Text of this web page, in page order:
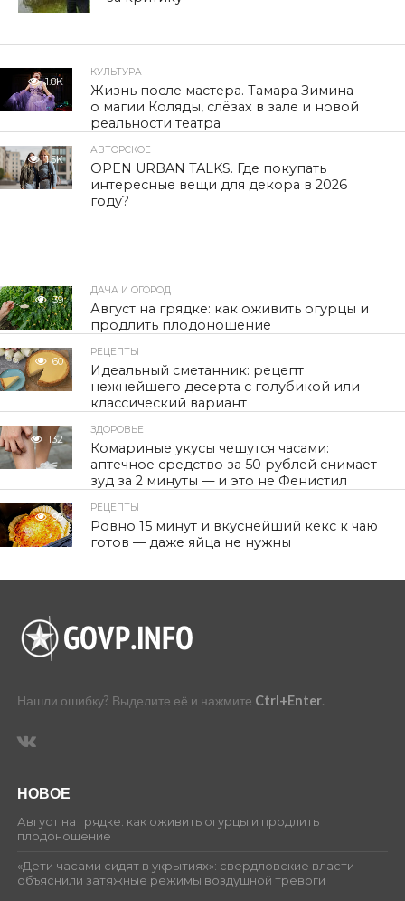
1.8K
КУЛЬТУРА
Жизнь после мастера. Тамара Зимина —
о магии Коляды, слёзах в зале и новой
реальности театра
1.5K
АВТОРСКОЕ
OPEN URBAN TALKS. Где покупать
интересные вещи для декора в 2026
году?
39
ДАЧА И ОГОРОД
Август на грядке: как оживить огурцы и
продлить плодоношение
60
РЕЦЕПТЫ
Идеальный сметанник: рецепт
нежнейшего десерта с голубикой или
классический вариант
132
ЗДОРОВЬЕ
Комариные укусы чешутся часами:
аптечное средство за 50 рублей снимает
зуд за 2 минуты — и это не Фенистил
99
РЕЦЕПТЫ
Ровно 15 минут и вкуснейший кекс к чаю
готов — даже яйца не нужны
Нашли ошибку? Выделите её и нажмите Ctrl+Enter.
НОВОЕ
Август на грядке: как оживить огурцы и продлить
плодоношение
«Дети часами сидят в укрытиях»: свердловские власти
объяснили затяжные режимы воздушной тревоги